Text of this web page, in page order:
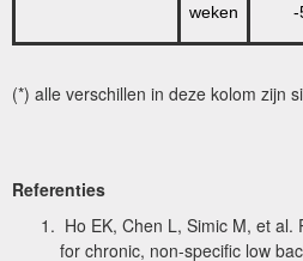
weken
-
(*) alle verschillen in deze kolom zijn
Referenties
Ho EK, Chen L, Simic M, et
for chronic, non-specific low